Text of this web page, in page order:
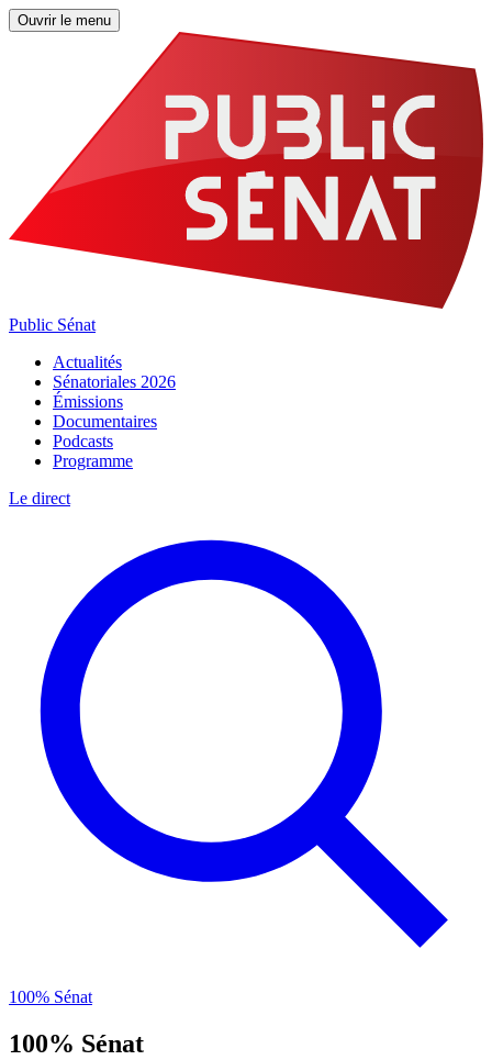
Ouvrir le menu
Public Sénat
Actualités
Sénatoriales 2026
Émissions
Documentaires
Podcasts
Programme
Le direct
100% Sénat
100% Sénat